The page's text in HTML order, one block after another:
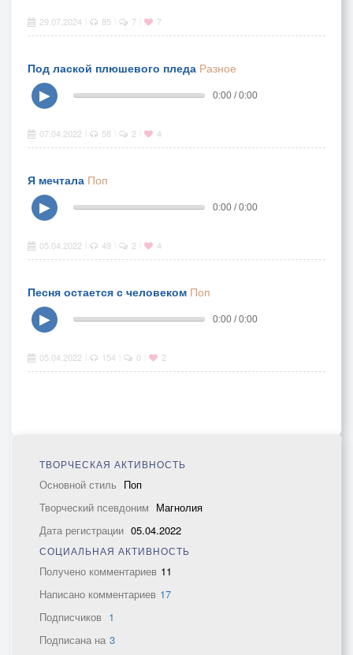
29.07.2024 85 7 7
Под лаской плюшевого пледа Разное
▶
0:00 / 0:00
07.04.2022 58 2 4
Я мечтала Поп
▶
0:00 / 0:00
05.04.2022 49 2 4
Песня остается с человеком Поп
▶
0:00 / 0:00
05.04.2022 154 0 2
ТВОРЧЕСКАЯ АКТИВНОСТЬ
Основной стиль Поп
Творческий псевдоним Магнолия
Дата регистрации 05.04.2022
СОЦИАЛЬНАЯ АКТИВНОСТЬ
Получено комментариев 11
Написано комментариев 17
Подписчиков 1
Подписана на 3